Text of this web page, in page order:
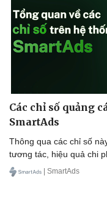
Các chỉ số quảng
SmartAds
Thông qua các chỉ số
tương tác, hiệu quả chi
| SmartAds